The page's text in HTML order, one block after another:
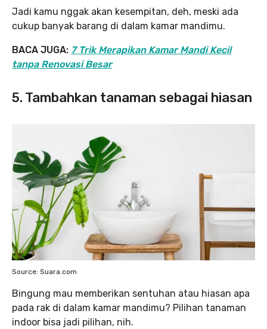
Jadi kamu nggak akan kesempitan, deh, meski ada
cukup banyak barang di dalam kamar mandimu.
BACA JUGA: 7 Trik Merapikan Kamar Mandi Kecil
tanpa Renovasi Besar
5. Tambahkan tanaman sebagai hiasan
Source: Suara.com
Bingung mau memberikan sentuhan atau hiasan apa
pada rak di dalam kamar mandimu? Pilihan tanaman
indoor bisa jadi pilihan, nih.